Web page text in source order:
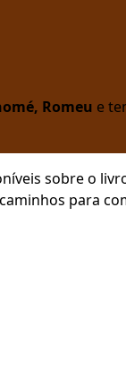
Romeu e
sobre o
para